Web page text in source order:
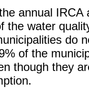
annual
the water
do
of the
though they